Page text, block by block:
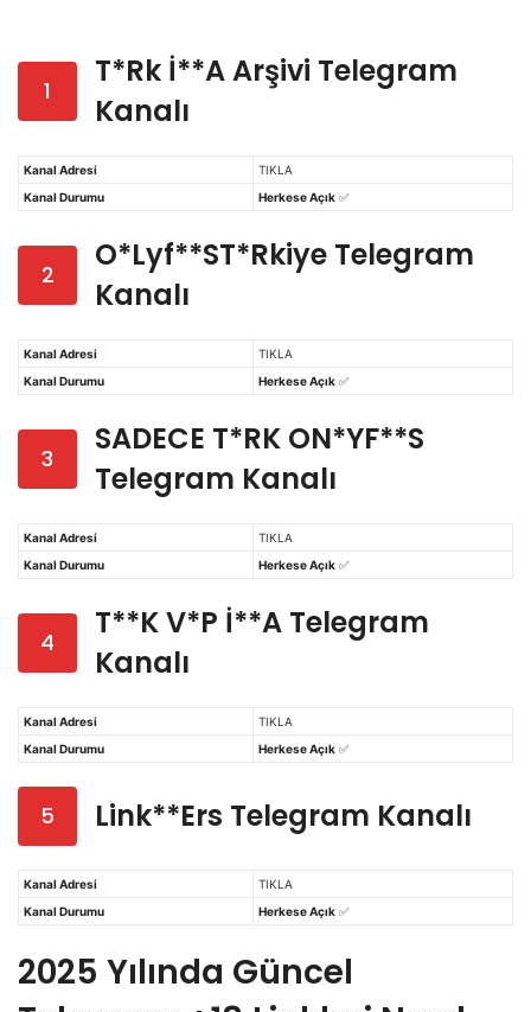
1
T*rk İ**a Arşivi Telegram
Kanalı
Kanal Adresi
TIKLA
Kanal Durumu
Herkese Açık ✅
2
O*lyf**sT*rkiye Telegram
Kanalı
Kanal Adresi
TIKLA
Kanal Durumu
Herkese Açık ✅
3
SADECE T*RK ON*YF**S
Telegram Kanalı
Kanal Adresi
TIKLA
Kanal Durumu
Herkese Açık ✅
4
T**k V*p İ**a Telegram
Kanalı
Kanal Adresi
TIKLA
Kanal Durumu
Herkese Açık ✅
5 Link**ers Telegram Kanalı
Kanal Adresi
TIKLA
Kanal Durumu
Herkese Açık ✅
2025 Yılında Güncel